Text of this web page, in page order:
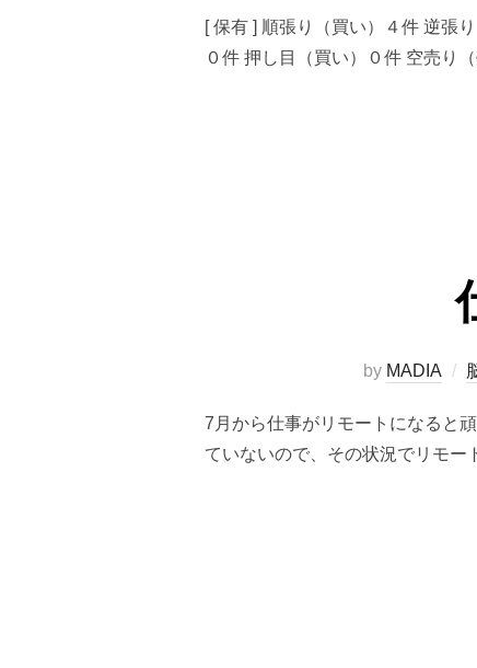
[ 保有 ] 順張り（買い）４件 逆張
０件 押し目（買い）０件 空売り
by MADIA
7月から仕事がリモートになると
ていないので、その状況でリモ